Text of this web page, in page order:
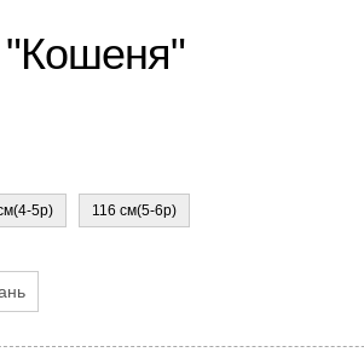
"Кошеня"
5р) 116 см(5-6р)